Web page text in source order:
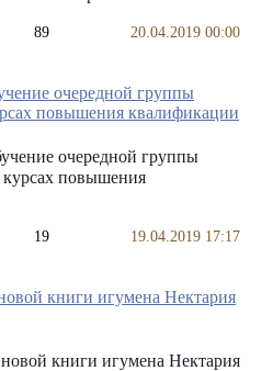
89 20.04.2019 00:00
очередной группы
повышения
19 19.04.2019 17:17
новой книги игумена Нектария